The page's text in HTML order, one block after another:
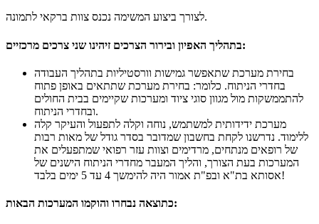
לצורך ביצוע המשימה נכנס צוות ברקאי לתמונה.
בתהליך האפיון ובירור הצרכים זיהינו שני צרכים מרכזיים:
בחירת מערכת שתאפשר גמישות וורסטיליות בתהליך העבודה
בחדרי הניתוח. כלומר: בחירת מערכת שתתאים באופן פתוח
להתממשקות מול מגוון סוגי ציוד ומערכות שקיימים בבית החולים
ובחדרי הניתוח.
מערכת ידידותית למשתמש, נוחה וקלה לתפעול והעיקר קלה
ללימוד. נדרשנו לקחת בחשבון שמדובר בסדר גודל של מאות רבות
של רופאים מנתחים, מרדימים וצוות עזר רפואי שמתפעלים את
המערכות בעת הצורך, והליך המעבר מחדרי הניתוח הישנים של
אסותא בת"א ובפ"ת אמור היה להימשך 4 עד 5 ימים בלבד!
כתוצאה נבחרו והוקמו המערכות הבאות: